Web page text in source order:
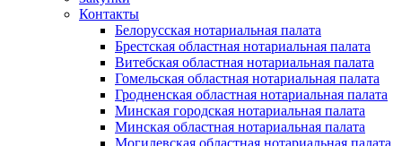
Контакты
Белорусская нотариальная палата
Брестская областная нотариальная палата
Витебская областная нотариальная палата
Гомельская областная нотариальная палата
Гродненская областная нотариальная палата
Минская городская нотариальная палата
Минская областная нотариальная палата